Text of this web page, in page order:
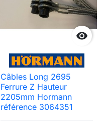

Câbles Long 2695
Ferrure Z Hauteur
2205mm Hormann
référence 3064351